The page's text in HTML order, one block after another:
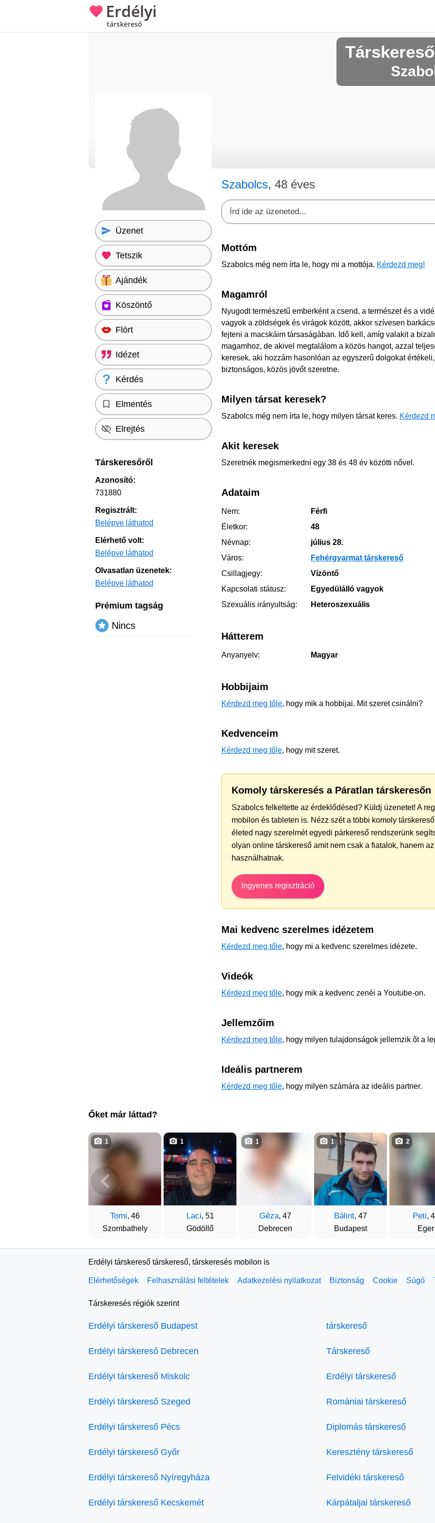
Erdélyi
társkereső
Szabolcs, 48 éves
Mottóm
Szabolcs még nem írta le, hogy mi a mottója. Kérdezd meg!
Magamról
Nyugodt természetű emberként a csend, a természet és a
vagyok a zöldségek és virágok között, akkor szívesen
fejteni a macskáim társaságában. Idő kell, amíg valakit a
magamhoz, de akivel megtalálom a közös hangot, azzal
keresek, aki hozzám hasonlóan az egyszerű dolgokat
biztonságos, közös jövőt szeretne.
Milyen társat keresek?
Szabolcs még nem írta le, hogy milyen társat keres. Kérdezd
Akit keresek
Szeretnék megismerkedni egy 38 és 48 év közötti nővel.
Adataim
Nem:
Férfi
Életkor:
48
Névnap:
július 28.
Város:
Fehérgyarmat társkereső
Csillagjegy:
Vízöntő
Kapcsolati státusz:
Egyedülálló vagyok
Szexuális irányultság:
Heteroszexuális
Hátterem
Anyanyelv: Magyar
Hobbijaim
Kérdezd meg tőle, hogy mik a hobbijai. Mit szeret csinálni?
Kedvenceim
Kérdezd meg tőle, hogy mit szeret.
Komoly társkeresés a Páratlan társkeresőn
Szabolcs felkeltette az érdeklődésed? Küldj üzenetet! A
mobilon és tableten is. Nézz szét a többi komoly
életed nagy szerelmét egyedi párkereső rendszerünk
olyan online társkereső amit nem csak a fiatalok, hanem
használhatnak.
Ingyenes regisztráció
Mai kedvenc szerelmes idézetem
Kérdezd meg tőle, hogy mi a kedvenc szerelmes idézete.
Videók
Kérdezd meg tőle, hogy mik a kedvenc zenéi a Youtube-on.
Jellemzőim
Kérdezd meg tőle, hogy milyen tulajdonságok jellemzik őt a
Ideális partnerem
Kérdezd meg tőle, hogy milyen számára az ideális partner.
Üzenet
Tetszik
Ajándék
Köszöntő
Flört
Idézet
Kérdés
Elmentés
Elrejtés
Társkeresőről
Azonosító:
731880
Regisztrált:
Belépve láthatod
Elérhető volt:
Belépve láthatod
Olvasatlan üzenetek:
Belépve láthatod
Prémium tagság
Nincs
Őket már láttad?
Tomi, 46
Szombathely
1
Laci, 51
Gödöllő
1
Géza, 47
Debrecen
1
Bálint, 47
Budapest
1
Peti,
Eger
2
Erdélyi társkereső társkereső, társkeresés mobilon is
Elérhetőségek Felhasználási feltételek Adatkezelési nyilatkozat Biztonság Cookie Súgó
Társkeresés régiók szerint
Erdélyi társkereső Budapest
Erdélyi társkereső Debrecen
Erdélyi társkereső Miskolc
Erdélyi társkereső Szeged
Erdélyi társkereső Pécs
Erdélyi társkereső Győr
Erdélyi társkereső Nyíregyháza
Erdélyi társkereső Kecskemét
társkereső
Társkereső
Erdélyi társkereső
Romániai társkereső
Diplomás társkereső
Keresztény társkereső
Felvidéki társkereső
Kárpátaljai társkereső